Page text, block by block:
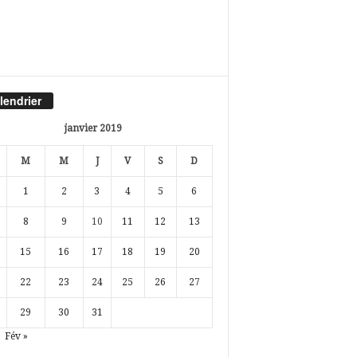
janvier 2019
M M J V S D
1 2 3 4 5 6
8 9 10 11 12 13
15 16 17 18 19 20
22 23 24 25 26 27
29 30 31
Fév »